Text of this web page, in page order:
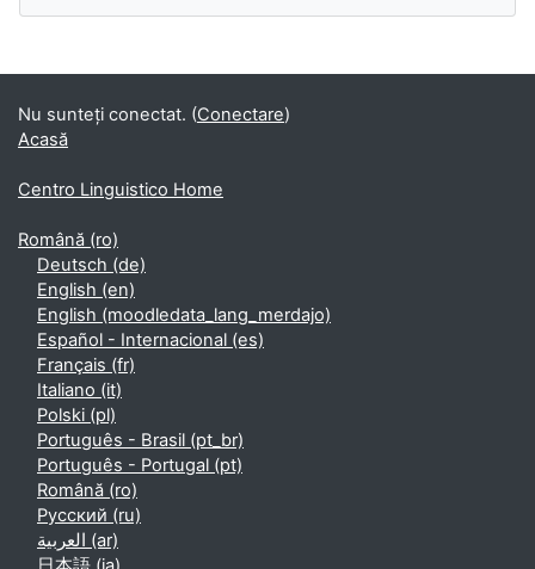
Supplementary blocks
Nu sunteți conectat. (Conectare)
Acasă
Centro Linguistico Home
Română ‎(ro)‎
Deutsch ‎(de)‎
English ‎(en)‎
English ‎(moodledata_lang_merdajo)‎
Español - Internacional ‎(es)‎
Français ‎(fr)‎
Italiano ‎(it)‎
Polski ‎(pl)‎
Português - Brasil ‎(pt_br)‎
Português - Portugal ‎(pt)‎
Română ‎(ro)‎
Русский ‎(ru)‎
العربية ‎(ar)‎